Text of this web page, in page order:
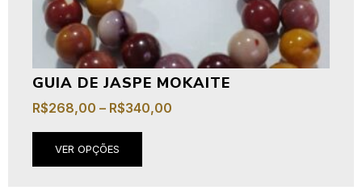
GUIA DE JASPE MOKAITE
R$268,00 – R$340,00
VER OPÇÕES